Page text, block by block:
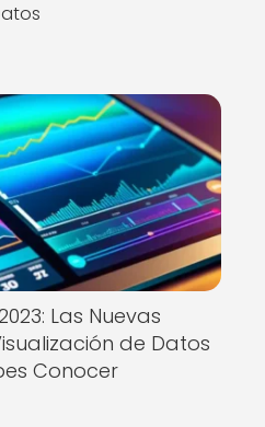
Las Nuevas
de Datos
Conocer